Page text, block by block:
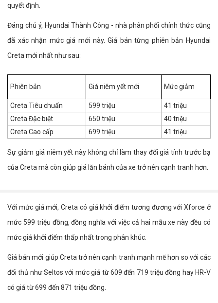
quyết định.
Đáng chú ý, Hyundai Thành Công - nhà phân phối chính thức cũng
đã xác nhận mức giá mới này. Giá bán từng phiên bản Hyundai
Creta mới nhất như sau:
Phiên bản Giá niêm yết mới Mức giảm
Creta Tiêu chuẩn 599 triệu
41 triệu
Creta Đặc biệt
650 triệu
40 triệu
Creta Cao cấp
699 triệu 41 triệu
Sự giảm giá niêm yết này không chỉ làm thay đổi giá tính trước bạ
của Creta mà còn giúp giá lăn bánh của xe trở nên cạnh tranh hơn.
Với mức giá mới, Creta có giá khởi điểm tương đương với Xforce ở
mức 599 triệu đồng, đồng nghĩa với việc cả hai mẫu xe này đều có
mức giá khởi điểm thấp nhất trong phân khúc.
Giá bán mới giúp Creta trở nên cạnh tranh mạnh mẽ hơn so với các
đối thủ như Seltos với mức giá từ 609 đến 719 triệu đồng hay HR-V
có giá từ 699 đến 871 triệu đồng.